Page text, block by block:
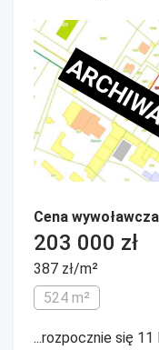
Cena
203 000 zł
387 zł/m²
524 m²
...rozpocznie się